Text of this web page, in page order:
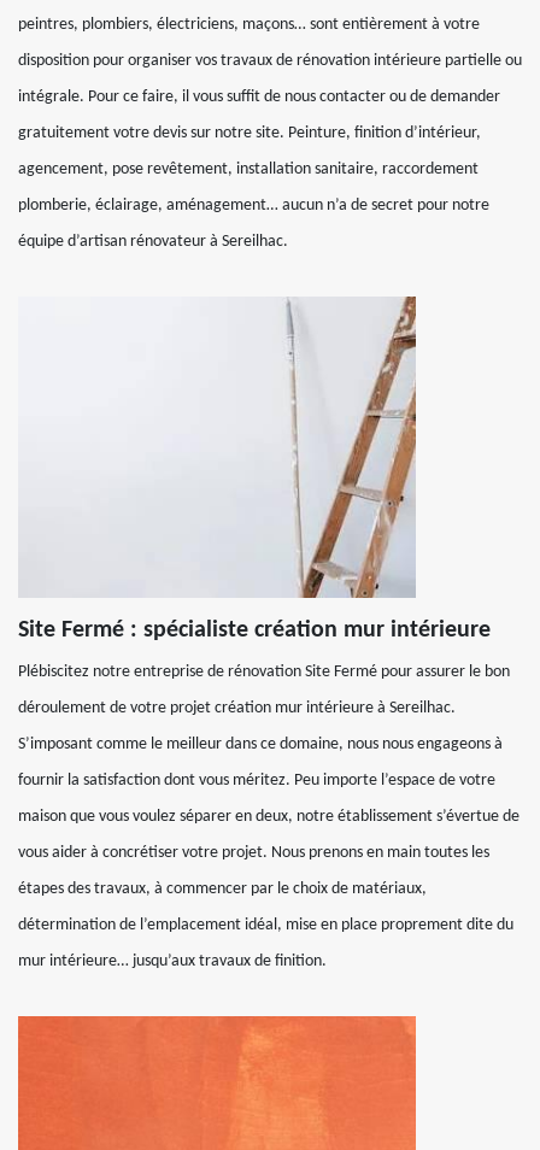
peintres, plombiers, électriciens, maçons… sont entièrement à votre
disposition pour organiser vos travaux de rénovation intérieure partielle ou
intégrale. Pour ce faire, il vous suffit de nous contacter ou de demander
gratuitement votre devis sur notre site. Peinture, finition d’intérieur,
agencement, pose revêtement, installation sanitaire, raccordement
plomberie, éclairage, aménagement… aucun n’a de secret pour notre
équipe d’artisan rénovateur à Sereilhac.
Site Fermé : spécialiste création mur intérieure
Plébiscitez notre entreprise de rénovation Site Fermé pour assurer le bon
déroulement de votre projet création mur intérieure à Sereilhac.
S’imposant comme le meilleur dans ce domaine, nous nous engageons à
fournir la satisfaction dont vous méritez. Peu importe l’espace de votre
maison que vous voulez séparer en deux, notre établissement s’évertue de
vous aider à concrétiser votre projet. Nous prenons en main toutes les
étapes des travaux, à commencer par le choix de matériaux,
détermination de l’emplacement idéal, mise en place proprement dite du
mur intérieure… jusqu’aux travaux de finition.